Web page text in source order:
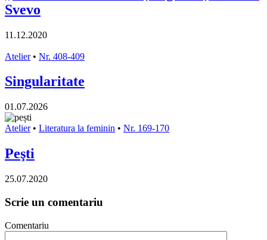
Svevo
11.12.2020
Atelier • Nr. 408-409
Singularitate
01.07.2026
Atelier • Literatura la feminin • Nr. 169-170
Peşti
25.07.2020
Scrie un comentariu
Comentariu